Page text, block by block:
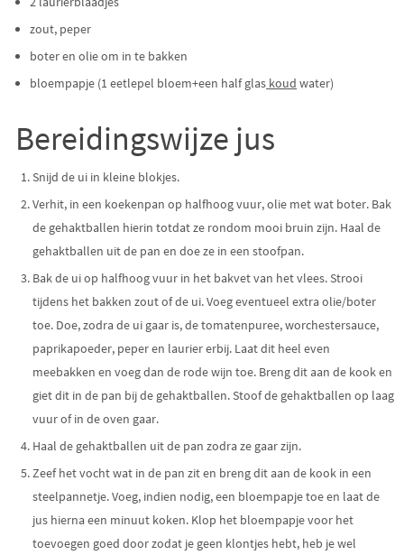
zout, peper
boter en olie om in te bakken
bloempapje (1 eetlepel bloem+een half glas koud water)
Bereidingswijze jus
Snijd de ui in kleine blokjes.
Verhit, in een koekenpan op halfhoog vuur, olie met wat boter. Bak
de gehaktballen hierin totdat ze rondom mooi bruin zijn. Haal de
gehaktballen uit de pan en doe ze in een stoofpan.
Bak de ui op halfhoog vuur in het bakvet van het vlees. Strooi
tijdens het bakken zout of de ui. Voeg eventueel extra olie/boter
toe. Doe, zodra de ui gaar is, de tomatenpuree, worchestersauce,
paprikapoeder, peper en laurier erbij. Laat dit heel even
meebakken en voeg dan de rode wijn toe. Breng dit aan de kook en
giet dit in de pan bij de gehaktballen. Stoof de gehaktballen op laag
vuur of in de oven gaar.
Haal de gehaktballen uit de pan zodra ze gaar zijn.
Zeef het vocht wat in de pan zit en breng dit aan de kook in een
steelpannetje. Voeg, indien nodig, een bloempapje toe en laat de
jus hierna een minuut koken. Klop het bloempapje voor het
toevoegen goed door zodat je geen klontjes hebt, heb je wel